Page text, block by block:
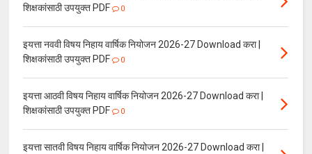
शिक्षकांसाठी उपयुक्त PDF
0
इयत्ता नववी विषय निहाय वार्षिक नियोजन 2026-27 Download करा |
शिक्षकांसाठी उपयुक्त PDF
0
इयत्ता आठवी विषय निहाय वार्षिक नियोजन 2026-27 Download करा |
शिक्षकांसाठी उपयुक्त PDF
0
इयत्ता सातवी विषय निहाय वार्षिक नियोजन 2026-27 Download करा |